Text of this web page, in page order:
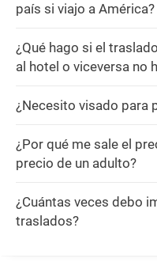
país si viajo a América?
¿Qué hago si el
al hotel o viceversa no
¿Necesito visado para
¿Por qué me sale el
precio de un adulto?
¿Cuántas veces debo
traslados?